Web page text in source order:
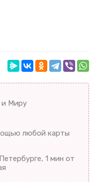
и Миру
любой карты
1 мин от